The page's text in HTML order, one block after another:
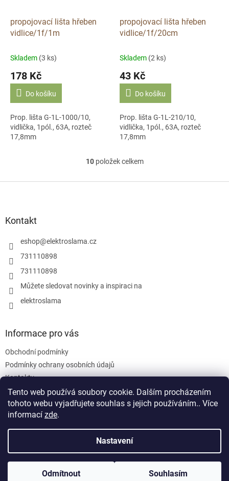
Tento web používá soubory cookie. Dalším procházením
tohoto webu vyjadřujete souhlas s jejich používáním.. Více
informací zde.
Nastavení
Odmítnout Souhlasím
propojovací lišta hřeben
vidlice/1f/1m
Skladem (3 ks)
178 Kč
Do košíku
Prop. lišta G-1L-1000/10,
vidlička, 1pól., 63A, rozteč
17,8mm
propojovací lišta hřeben
vidlice/1f/20cm
Skladem (2 ks)
43 Kč
Do košíku
Prop. lišta G-1L-210/10,
vidlička, 1pól., 63A, rozteč
17,8mm
O
l
y
v
10položek celkem
Kontakt
eshop@elektroslama.cz
731110898
731110898
Můžete sledovat novinky a inspiraci na
elektroslama
Informace pro vás
Obchodní podmínky
Podmínky ochrany osobních údajů
Kontakty
Vytvořil Shoptet
Copyright 2026ELEKTRO-M.Sláma . Všechna práva vyhrazena.